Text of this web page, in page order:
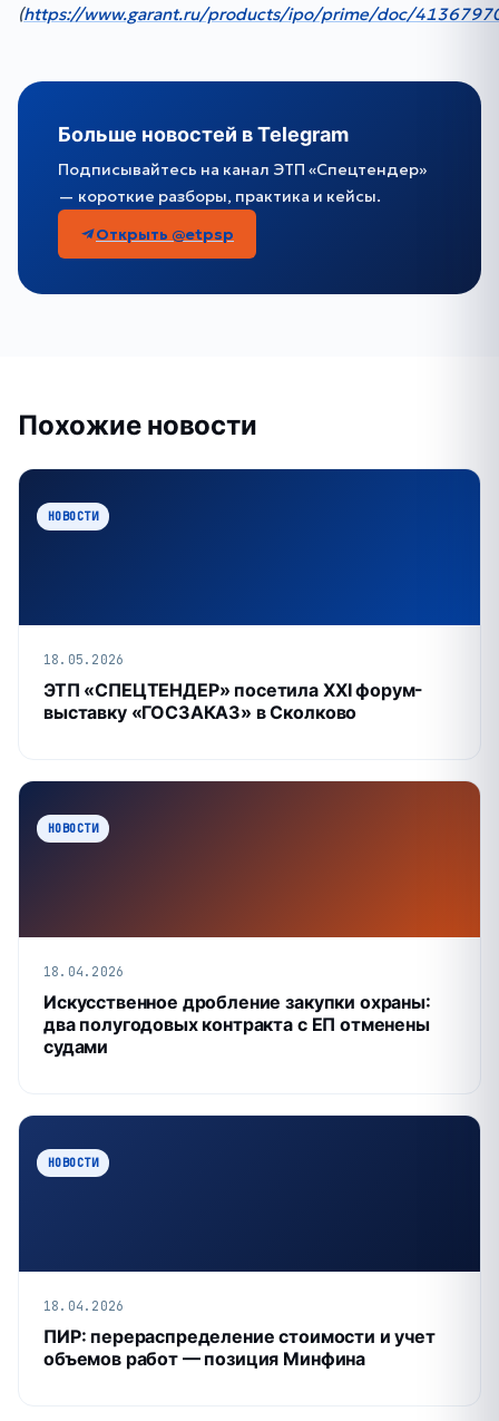
(https://www.garant.ru/products/ipo/prime/doc/
Больше новостей в Telegram
Подписывайтесь на канал ЭТП «Спецтендер»
— короткие разборы, практика и кейсы.
Открыть @etpsp
Похожие новости
НОВОСТИ
18.05.2026
ЭТП «СПЕЦТЕНДЕР» посетила XXI форум-
выставку «ГОСЗАКАЗ» в Сколково
НОВОСТИ
18.04.2026
Искусственное дробление закупки охраны:
два полугодовых контракта с ЕП отменены
судами
НОВОСТИ
18.04.2026
ПИР: перераспределение стоимости и учет
объемов работ — позиция Минфина